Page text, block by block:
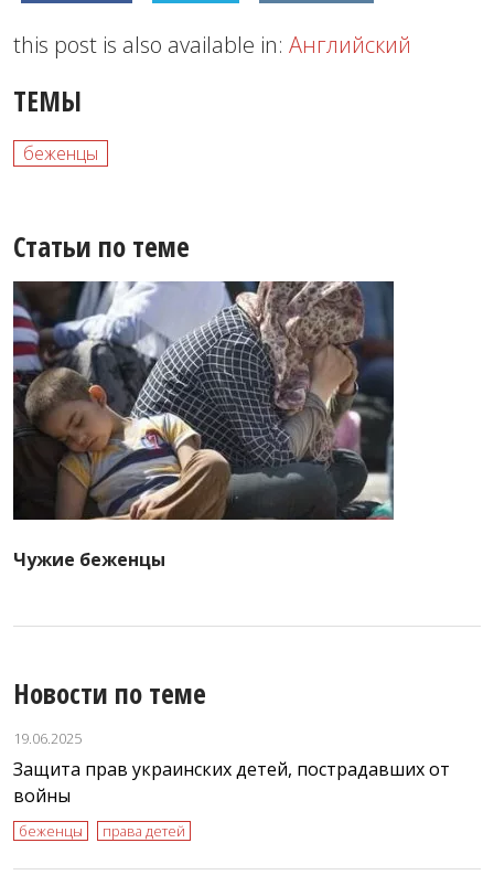
this post is also available in: Английский
ТЕМЫ
беженцы
Статьи по теме
Чужие беженцы
Новости по теме
19.06.2025
Защита прав украинских детей, пострадавших от
войны
беженцы права детей